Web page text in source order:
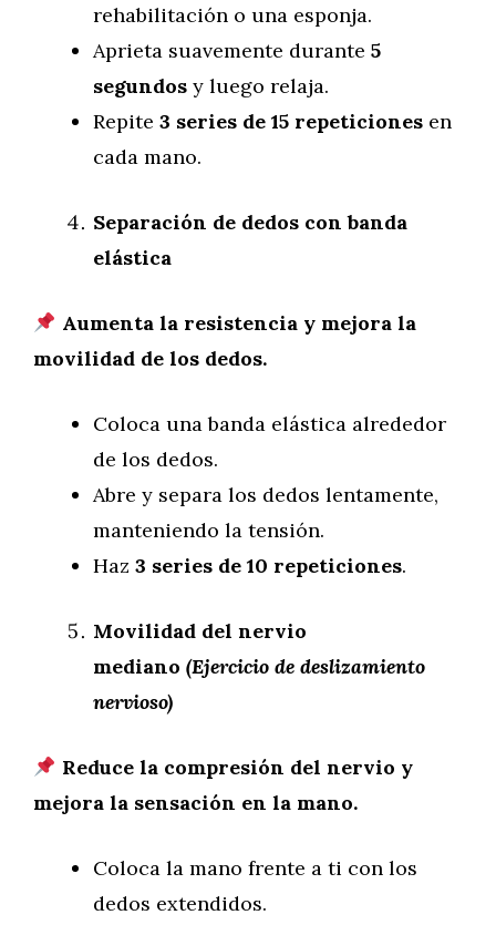
rehabilitación o una esponja.
Aprieta suavemente durante 5
segundos y luego relaja.
Repite 3 series de 15 repeticiones en
cada mano.
Separación de dedos con banda
elástica
Aumenta la resistencia y mejora la
movilidad de los dedos.
Coloca una banda elástica alrededor
de los dedos.
Abre y separa los dedos lentamente,
manteniendo la tensión.
Haz 3 series de 10 repeticiones.
Movilidad del nervio
mediano (Ejercicio de deslizamiento
nervioso)
Reduce la compresión del nervio y
mejora la sensación en la mano.
Coloca la mano frente a ti con los
dedos extendidos.